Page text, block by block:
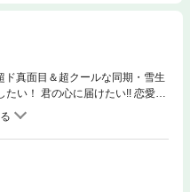
真面目＆超クールな同期・雪生
い！ 君の心に届けたい!! 恋愛コ
きる珠玉のアンソロジー！